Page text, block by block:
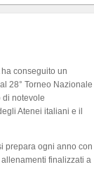
conseguito un
28° Torneo Nazionale
di notevole
Atenei italiani e il
prepara ogni anno con
finalizzati a